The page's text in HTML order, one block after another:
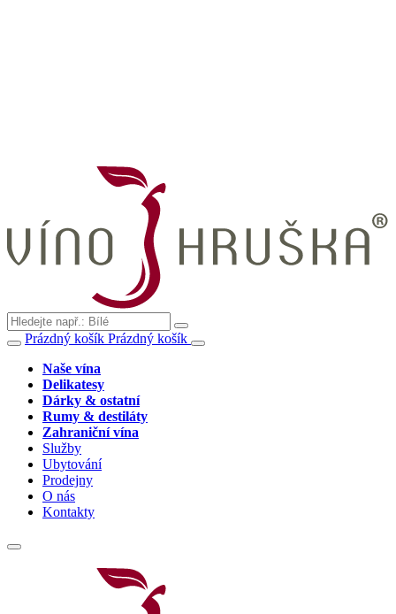
Prázdný košík Prázdný košík
Naše vína
Delikatesy
Dárky & ostatní
Rumy & destiláty
Zahraniční vína
Služby
Ubytování
Prodejny
O nás
Kontakty